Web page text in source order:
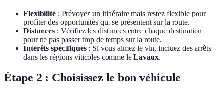
Flexibilité : Prévoyez un itinéraire mais restez flexible pour
profiter des opportunités qui se présentent sur la route.
Distances : Vérifiez les distances entre chaque destination
pour ne pas passer trop de temps sur la route.
Intérêts spécifiques : Si vous aimez le vin, incluez des arrêts
dans les régions viticoles comme le Lavaux.
Étape 2 : Choisissez le bon véhicule